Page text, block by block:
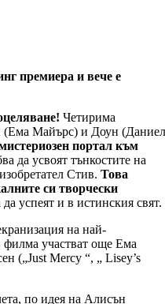
премиера и вече е
Четирима
(Ема Майърс) и Доун (Даниел
портал към
да усвоят тънкостите на
Стив. Това
си творчески
успеят и в истинския свят.
на най-
филма участват още Ема
(„Just Mercy “, „ Lisey’s
по идея на Алисън